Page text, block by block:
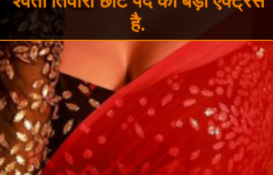
श्वेता तिवारी छोटे पर्दे की बड़ी एक्ट्रेस
है.